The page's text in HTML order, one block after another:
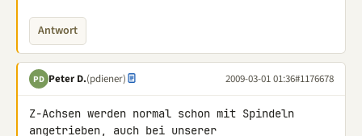
Antwort
PD Peter D.(pdiener) 2009-03-01 01:36#1176678
Z-Achsen werden normal schon mit Spindeln
angetrieben, auch bei unserer